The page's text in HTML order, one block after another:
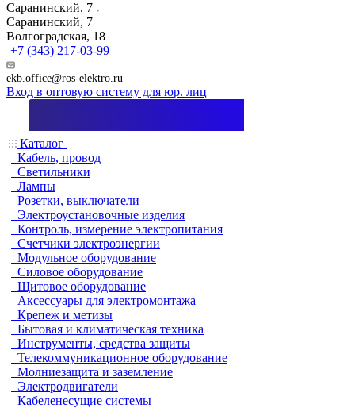
Саранинский, 7
Саранинский, 7
Волгоградская, 18
+7 (343) 217-03-99
ekb.office@ros-elektro.ru
Вход в оптовую систему для юр. лиц
Каталог
Кабель, провод
Светильники
Лампы
Розетки, выключатели
Электроустановочные изделия
Контроль, измерение электропитания
Счетчики электроэнергии
Модульное оборудование
Силовое оборудование
Щитовое оборудование
Аксессуары для электромонтажа
Крепеж и метизы
Бытовая и климатическая техника
Инструменты, средства защиты
Телекоммуникационное оборудование
Молниезащита и заземление
Электродвигатели
Кабеленесущие системы